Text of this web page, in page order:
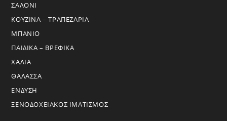
ΣΑΛΟΝΙ
ΚΟΥΖΙΝΑ – ΤΡΑΠΕΖΑΡΙΑ
ΜΠΑΝΙΟ
ΠΑΙΔΙΚΑ – ΒΡΕΦΙΚΑ
ΧΑΛΙΑ
ΘΑΛΑΣΣΑ
ΕΝΔΥΣΗ
ΞΕΝΟΔΟΧΕΙΑΚΟΣ ΙΜΑΤΙΣΜΟΣ